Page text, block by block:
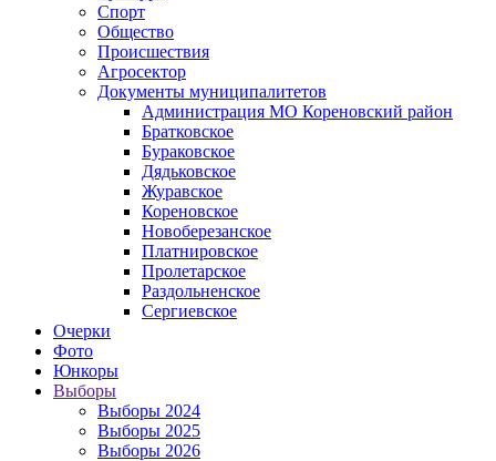
Спорт
Общество
Происшествия
Агросектор
Документы муниципалитетов
Администрация МО Кореновский район
Братковское
Бураковское
Дядьковское
Журавское
Кореновское
Новоберезанское
Платнировское
Пролетарское
Раздольненское
Сергиевское
Очерки
Фото
Юнкоры
Выборы
Выборы 2024
Выборы 2025
Выборы 2026